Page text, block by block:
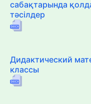
сабақтарында
тәсілдер
Дидактический
классы